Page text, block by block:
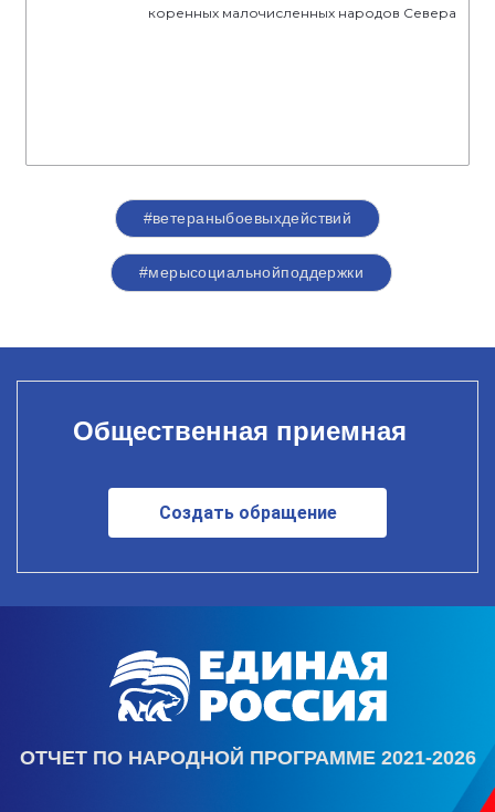
коренных малочисленных народов Севера
#ветераныбоевыхдействий
#мерысоциальнойподдержки
Общественная приемная
Создать обращение
ОТЧЕТ ПО НАРОДНОЙ ПРОГРАММЕ 2021-2026